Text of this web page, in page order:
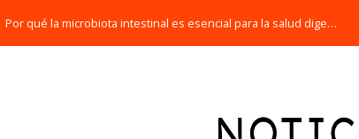
Por qué la microbiota intestinal es esencial para la salud digestiva